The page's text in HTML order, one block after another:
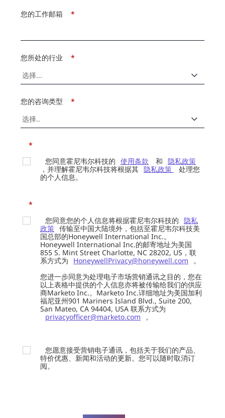
*
您的工作邮箱
*
您所处的行业
*
您的咨询类型
*
您同意霍尼韦尔科技的 使用条款 和 隐私政策
，并理解霍尼韦尔科技将根据其 隐私政策
处理您
的个人信息。
*
您同意您的个人信息将根据霍尼韦尔科技的 隐私
政策 传输至中国大陆境外，包括至霍尼韦尔科技美
国总部的Honeywell International Inc.。
Honeywell International Inc.的邮寄地址为美国
855 S. Mint Street Charlotte, NC 28202, US，联
系方式为
HoneywellPrivacy@honeywell.com
。
您进一步同意为处理电子市场营销通讯之目的，您在
以上表格中提供的个人信息亦将被传输给我们的供应
商Marketo Inc.。Marketo Inc.详细地址为美国加利
福尼亚州901 Mariners Island Blvd., Suite 200,
San Mateo, CA 94404, USA 联系方式为
privacyofficer@marketo.com
。
您愿意接受营销电子通讯，包括关于我们的产品、
特价优惠、新闻和活动的更新。您可以随时取消订
阅。